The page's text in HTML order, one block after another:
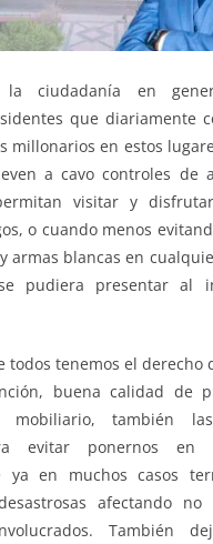
la ciudadanía en
que diariamente
millonarios en estos
a cavo controles de
visitar y
o cuando menos
armas blancas en
pudiera presentar al
todos tenemos el derecho
buena calidad de
mobiliario, también
evitar ponernos en
ya en muchos casos
afectando
También